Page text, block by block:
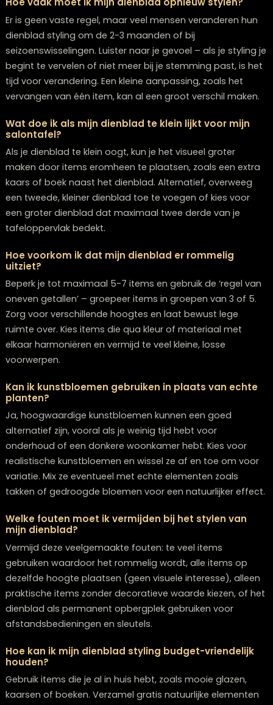
Geef je woonkamer een make-over met
een smaakvol gestyled dienblad
Een dienblad op je salontafel is veel meer dan slechts
functioneel object – het is een miniatuur kunstwerk
met uiteenlopende stijlen, materialen en persoonlijke
details, kun je een unieke uitstraling creëren die
aansluit bij jouw woning en karakter.
Bedenk dat het inrichten van je dienblad geen exacte
wetenschap is, maar eerder een creatief proces.
met diverse combinaties, pas je styling aan de
aan en voeg persoonlijke elementen toe die jouw
vertellen. Het meest aansprekende interieur is immers
reflectie van wie jij bent.
We hopen dat deze adviezen je hebben aangezet
de slag te gaan met het stylen van jouw salontafel.
een schitterend dienblad samengesteld? Deel je
gerust op sociale media! En vanzelfsprekend ben je
welkom in onze vestiging van Lounge Zwolle voor
inspiratie of om onze ruime collectie dienbladen en
accessoires te bewonderen! Mocht je nog vragen
neem dan contact op met onze klantenservice
Veelgestelde Vragen
Hoe vaak moet ik mijn dienblad opnieuw stylen?
dienblad styling om de 2-3 maanden of bij
seizoenswisselingen. Luister naar je gevoel – als je
begint te vervelen of niet meer bij je stemming past,
tijd voor verandering. Een kleine aanpassing, zoals het
vervangen van één item, kan al een groot verschil
Wat doe ik als mijn dienblad te klein lijkt voor
Als je dienblad te klein oogt, kun je het visueel groter
kaars of boek naast het dienblad. Alternatief,